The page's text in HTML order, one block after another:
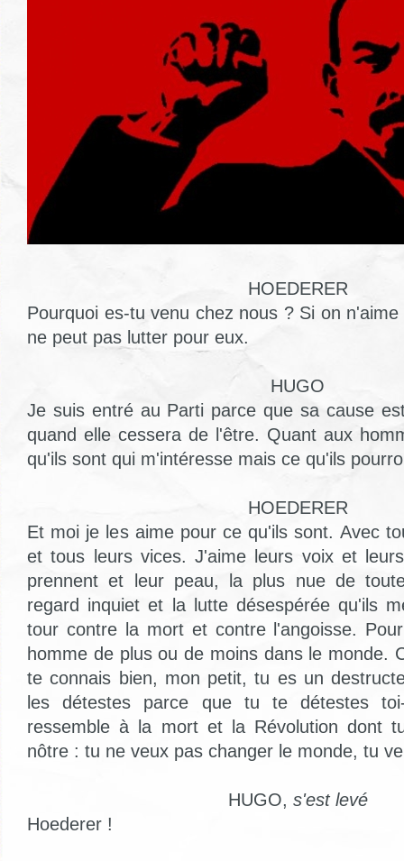
HOEDERER
Pourquoi es-tu venu chez nous ? Si on
ne peut pas lutter pour eux.
HUGO
Je suis entré au Parti parce que sa cause
quand elle cessera de l'être. Quant aux
qu'ils sont qui m'intéresse mais ce qu'ils
HOEDERER
Et moi je les aime pour ce qu'ils sont. Avec
et tous leurs vices. J'aime leurs voix et
prennent et leur peau, la plus nue de
regard inquiet et la lutte désespérée qu'ils
tour contre la mort et contre l'angoisse.
homme de plus ou de moins dans le monde.
te connais bien, mon petit, tu es un
les détestes parce que tu te détestes
ressemble à la mort et la Révolution dont
nôtre : tu ne veux pas changer le monde, tu
HUGO, s'est levé
Hoederer !